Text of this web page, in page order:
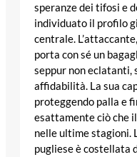
speranze dei tifosi e
individuato il profilo
centrale.
porta con sé un
seppur non eclatanti,
affidabilità. La sua
proteggendo palla e
esattamente ciò che
nelle ultime stagioni.
pugliese è costellata